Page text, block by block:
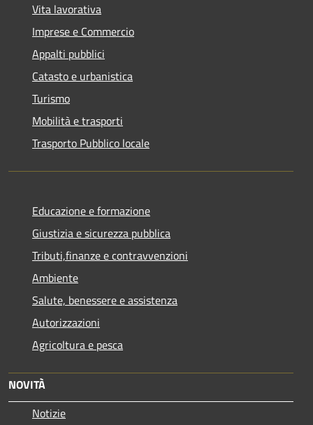
Vita lavorativa
Imprese e Commercio
Appalti pubblici
Catasto e urbanistica
Turismo
Mobilità e trasporti
Trasporto Pubblico locale
Educazione e formazione
Giustizia e sicurezza pubblica
Tributi,finanze e contravvenzioni
Ambiente
Salute, benessere e assistenza
Autorizzazioni
Agricoltura e pesca
NOVITÀ
Notizie